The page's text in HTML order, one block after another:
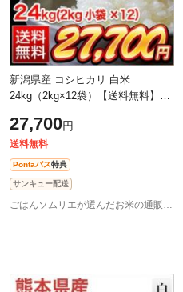
新潟県産 コシヒカリ 白米
24kg（2kg×12袋）【送料無料】
装】お米 令和7年産 2025年産
27,700円
送料無料
Pontaパス特典
サンキュー配送
ごはんソムリエが選んだお米の通販 お米のくりや